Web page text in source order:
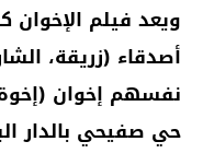
أصدقاء (زريقة،
نفسهم إخوان
حي صفيحي بالدار